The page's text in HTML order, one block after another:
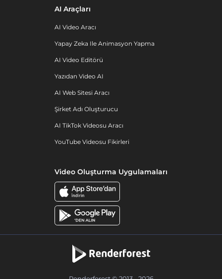
AI Araçları
AI Video Aracı
Yapay Zeka Ile Animasyon Yapma
AI Video Editörü
Yazıdan Video AI
AI Web Sitesi Aracı
Şirket Adı Oluşturucu
AI TikTok Videosu Aracı
YouTube Videosu Fikirleri
Video Oluşturma Uygulamaları